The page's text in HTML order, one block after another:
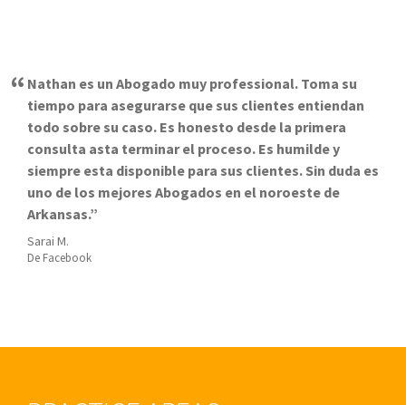
Nathan es un Abogado muy professional. Toma su
tiempo para asegurarse que sus clientes entiendan
todo sobre su caso. Es honesto desde la primera
consulta asta terminar el proceso. Es humilde y
siempre esta disponible para sus clientes. Sin duda es
uno de los mejores Abogados en el noroeste de
Arkansas.
Sarai M.
De Facebook